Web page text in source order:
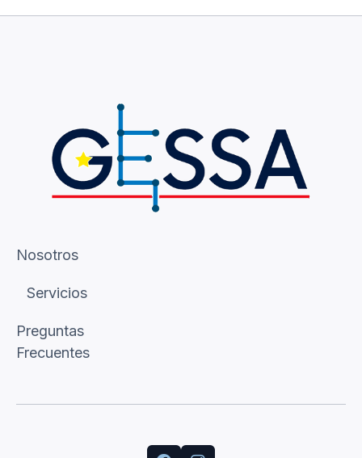
Nosotros
Servicios
Preguntas
Frecuentes